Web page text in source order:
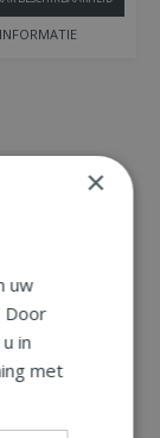
×
uw
Door
in
met